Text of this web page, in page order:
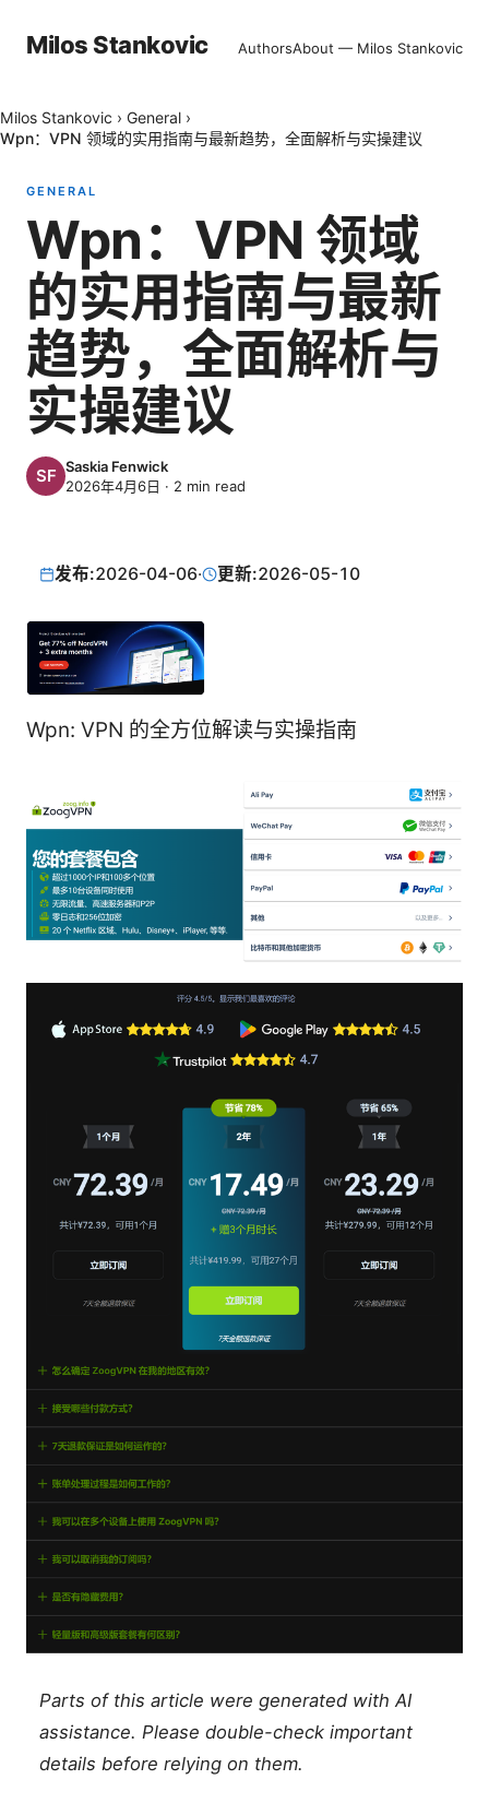
Milos Stankovic AuthorsAbout — Milos Stankovic
Milos Stankovic › General ›
Wpn：VPN 领域的实用指南与最新趋势，全面解析与实操建议
GENERAL
Wpn：VPN 领域
的实用指南与最新
趋势，全面解析与
实操建议
Saskia Fenwick
2026年4月6日 · 2 min read
发布:2026-04-06· 更新:2026-05-10
Wpn: VPN 的全方位解读与实操指南
Parts of this article were generated with AI
assistance. Please double-check important
details before relying on them.